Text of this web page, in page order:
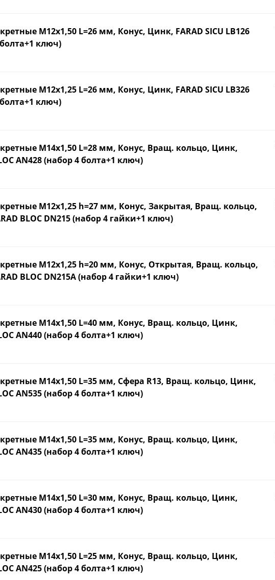
М12х1,50 L=26 мм, Конус, Цинк, FARAD SICU LB126
ключ)
М12х1,25 L=26 мм, Конус, Цинк, FARAD SICU LB326
ключ)
М14х1,50 L=28 мм, Конус, Вращ. кольцо, Цинк,
AN428 (набор 4 болта+1 ключ)
М12х1,25 h=27 мм, Конус, Закрытая, Вращ. кольцо,
BLOC DN215 (набор 4 гайки+1 ключ)
М12х1,25 h=20 мм, Конус, Открытая, Вращ. кольцо,
BLOC DN215A (набор 4 гайки+1 ключ)
М14х1,50 L=40 мм, Конус, Вращ. кольцо, Цинк,
AN440 (набор 4 болта+1 ключ)
М14х1,50 L=35 мм, Сфера R13, Вращ. кольцо, Цинк,
AN535 (набор 4 болта+1 ключ)
М14х1,50 L=35 мм, Конус, Вращ. кольцо, Цинк,
AN435 (набор 4 болта+1 ключ)
М14х1,50 L=30 мм, Конус, Вращ. кольцо, Цинк,
AN430 (набор 4 болта+1 ключ)
М14х1,50 L=25 мм, Конус, Вращ. кольцо, Цинк,
AN425 (набор 4 болта+1 ключ)